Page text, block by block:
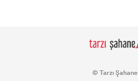
© Tarzı Şahane